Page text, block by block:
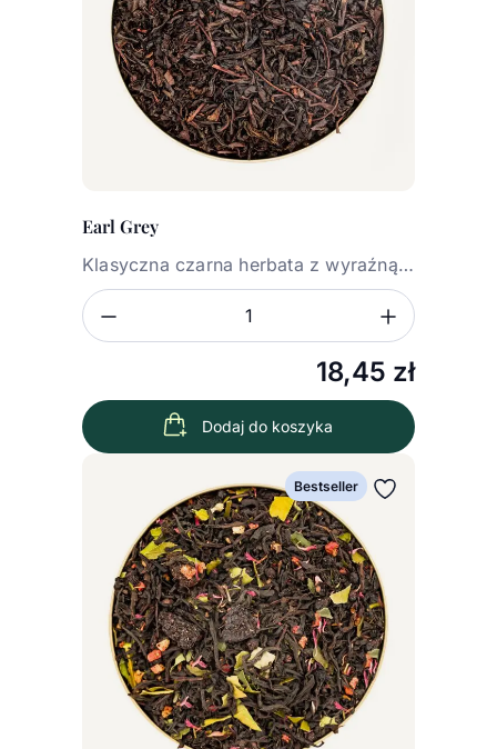
Earl Grey
Klasyczna czarna herbata z wyraźną…
18,45 zł
Zmniejsz ilość
Dodaj do koszyka
Bestseller